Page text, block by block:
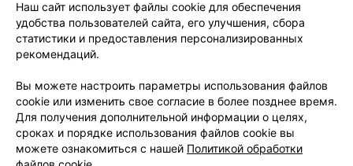
Вакансии
Партнеры
Написать руководителю 103.by
Обработка персональных данных
Наш сайт использует файлы cookie для обеспечения
удобства пользователей сайта, его улучшения, сбора
статистики и предоставления персонализированных
рекомендаций.
Вы можете настроить параметры использования файлов
cookie или изменить свое согласие в более позднее время.
Для получения дополнительной информации о целях,
сроках и порядке использования файлов cookie вы
можете ознакомиться с нашей Политикой обработки